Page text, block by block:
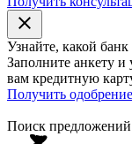
close
Узнайте, какой банк
Заполните анкету и
вам кредитную
Получить
Поиск предложений